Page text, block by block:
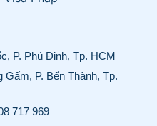
P. Phú Định, Tp. HCM
Gấm, P. Bến Thành, Tp.
717 969